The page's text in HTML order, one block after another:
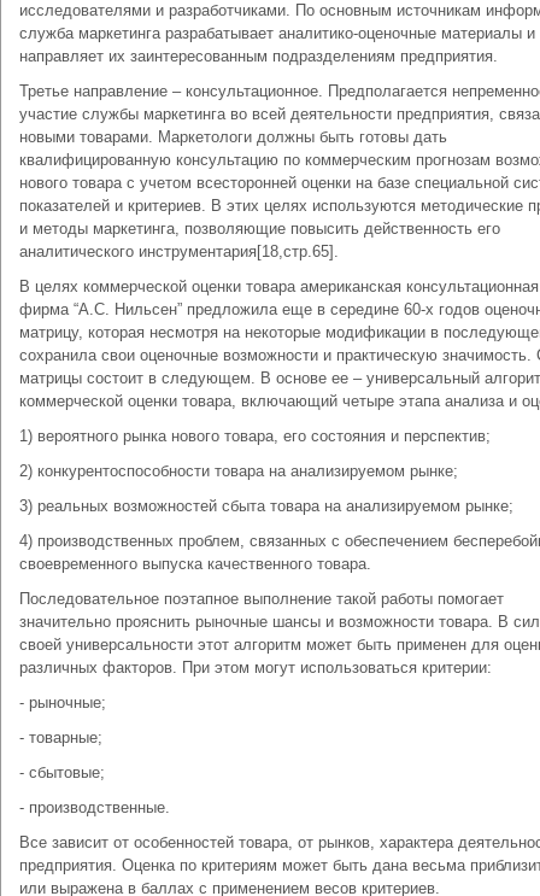
исследователями и разработчиками. По основным источникам
служба маркетинга разрабатывает аналитико-оценочные материалы и
направляет их заинтересованным подразделениям предприятия.
Третье направление – консультационное. Предполагается
участие службы маркетинга во всей деятельности предприятия,
новыми товарами. Маркетологи должны быть готовы дать
квалифицированную консультацию по коммерческим прогнозам
нового товара с учетом всесторонней оценки на базе специальной
показателей и критериев. В этих целях используются методические
и методы маркетинга, позволяющие повысить действенность его
аналитического инструментария[18,стр.65].
В целях коммерческой оценки товара американская консультационная
фирма “А.С. Нильсен” предложила еще в середине 60-х годов
матрицу, которая несмотря на некоторые модификации в
сохранила свои оценочные возможности и практическую значимость.
матрицы состоит в следующем. В основе ее – универсальный
коммерческой оценки товара, включающий четыре этапа анализа и
1) вероятного рынка нового товара, его состояния и перспектив;
2) конкурентоспособности товара на анализируемом рынке;
3) реальных возможностей сбыта товара на анализируемом рынке;
4) производственных проблем, связанных с обеспечением
своевременного выпуска качественного товара.
Последовательное поэтапное выполнение такой работы помогает
значительно прояснить рыночные шансы и возможности товара. В
своей универсальности этот алгоритм может быть применен для
различных факторов. При этом могут использоваться критерии:
- рыночные;
- товарные;
- сбытовые;
- производственные.
Все зависит от особенностей товара, от рынков, характера
предприятия. Оценка по критериям может быть дана весьма
или выражена в баллах с применением весов критериев.